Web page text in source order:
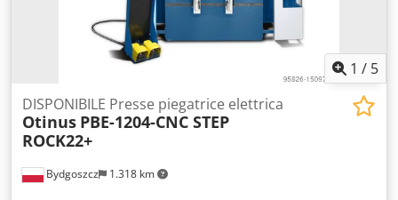
Afusa Ingombro circa 1700x2000x1600 mm Peso macchina
circa 960 kg
1 / 5
Bydgoszcz 1.318 km
DISPONIBILE Presse piegatrice elettrica
Otinus PBE-1204-CNC STEP
ROCK22+